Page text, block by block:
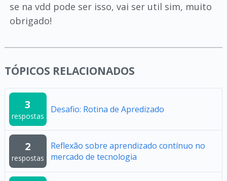
se na vdd pode ser isso, vai ser util sim, muito
obrigado!
TÓPICOS RELACIONADOS
3
respostas
Desafio: Rotina de Apredizado
2
respostas
Reflexão sobre aprendizado contínuo no
mercado de tecnologia